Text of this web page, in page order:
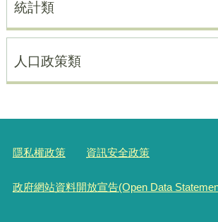
統計類
人口政策類
隱私權政策 資訊安全政策
政府網站資料開放宣告(Open Data